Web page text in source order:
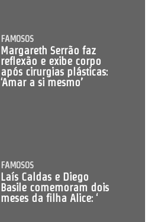
FAMOSOS
Margareth Serrão faz
reflexão e exibe corpo
após cirurgias plásticas:
‘Amar a si mesmo’
FAMOSOS
Laís Caldas e Diego
Basile comemoram dois
meses da filha Alice: ‘